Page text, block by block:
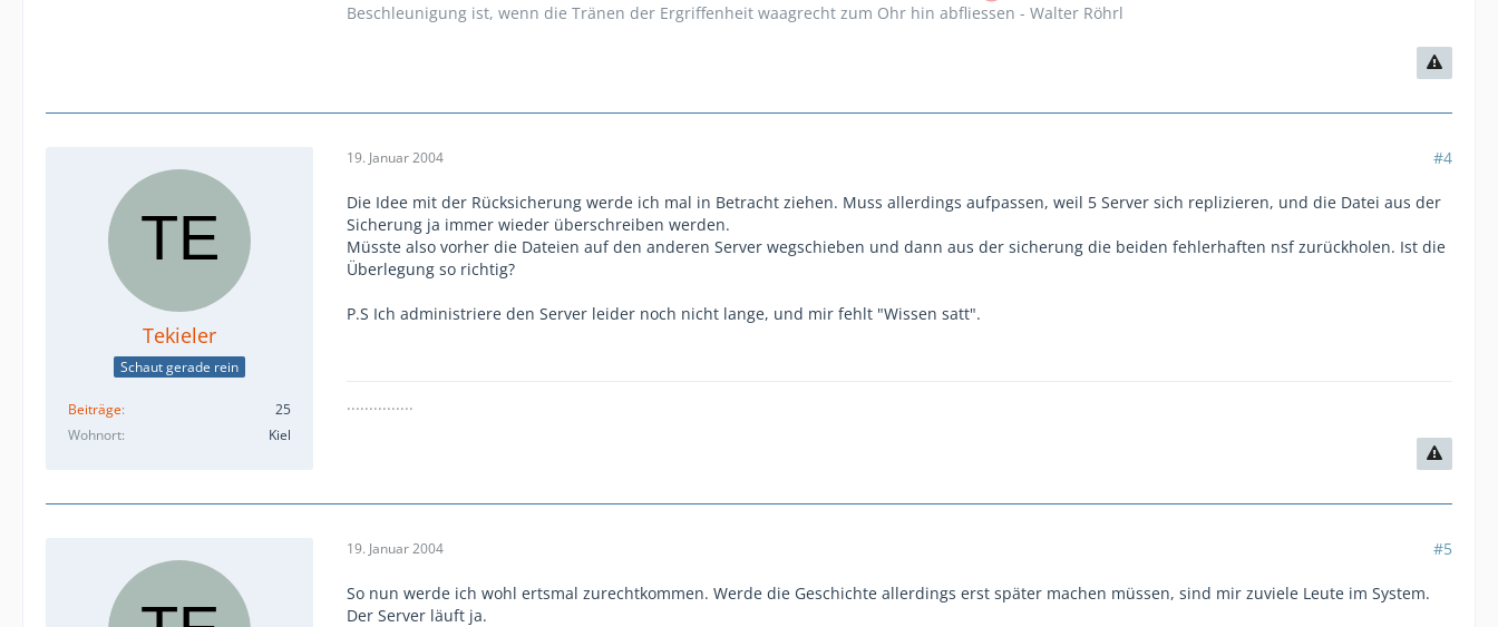
Beschleunigung ist, wenn die Tränen der Ergriffenheit waagrecht zum Ohr hin abfliessen - Walter Röhrl
Tekieler
Schaut gerade rein
Beiträge
25
Wohnort
Kiel
19. Januar 2004 #4
Die Idee mit der Rücksicherung werde ich mal in Betracht ziehen. Muss allerdings aufpassen, weil 5 Server sich replizieren, und die Datei aus der
Sicherung ja immer wieder überschreiben werden.
Müsste also vorher die Dateien auf den anderen Server wegschieben und dann aus der sicherung die beiden fehlerhaften nsf zurückholen. Ist die
Überlegung so richtig?
P.S Ich administriere den Server leider noch nicht lange, und mir fehlt "Wissen satt".
...............
19. Januar 2004 #5
So nun werde ich wohl ertsmal zurechtkommen. Werde die Geschichte allerdings erst später machen müssen, sind mir zuviele Leute im System.
Der Server läuft ja.